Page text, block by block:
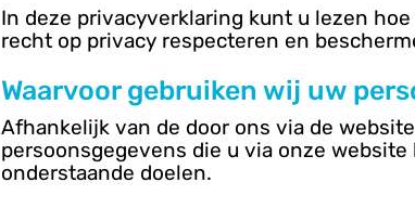
In deze privacyverklaring kunt u lezen
recht op privacy respecteren en
Waarvoor gebruiken wij uw
Afhankelijk van de door ons via de
persoonsgegevens die u via onze
onderstaande doelen.